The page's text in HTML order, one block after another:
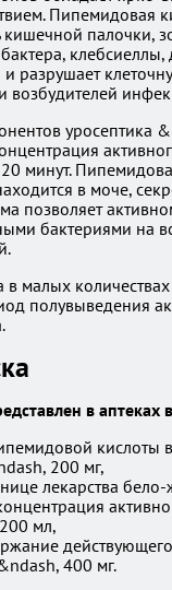
Пипемидовая
кишечной палочки,
клебсиеллы,
разрушает
возбудителей
уросептика
минут.
в моче,
позволяет
бактериями на
малых количествах
полувыведения
в аптеках
кислоты
200 мг,
лекарства бело-
мл,
400 мг.